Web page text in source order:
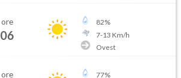
ore
06
82%
7-13 Km/h
Ovest
ore 77%